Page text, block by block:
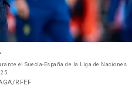
el Suecia-España de la Liga de Naciones
RFEF